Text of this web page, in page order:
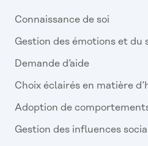
Connaissance de soi
Gestion des émotions et du
Demande d’aide
Choix éclairés en matière
Adoption de
Gestion des influences